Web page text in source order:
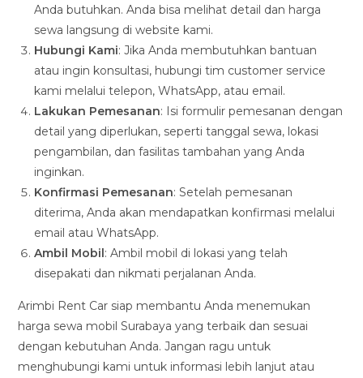
Anda butuhkan. Anda bisa melihat detail dan harga
sewa langsung di website kami.
Hubungi Kami: Jika Anda membutuhkan bantuan
atau ingin konsultasi, hubungi tim customer service
kami melalui telepon, WhatsApp, atau email.
Lakukan Pemesanan: Isi formulir pemesanan dengan
detail yang diperlukan, seperti tanggal sewa, lokasi
pengambilan, dan fasilitas tambahan yang Anda
inginkan.
Konfirmasi Pemesanan: Setelah pemesanan
diterima, Anda akan mendapatkan konfirmasi melalui
email atau WhatsApp.
Ambil Mobil: Ambil mobil di lokasi yang telah
disepakati dan nikmati perjalanan Anda.
Arimbi Rent Car siap membantu Anda menemukan
harga sewa mobil Surabaya yang terbaik dan sesuai
dengan kebutuhan Anda. Jangan ragu untuk
menghubungi kami untuk informasi lebih lanjut atau